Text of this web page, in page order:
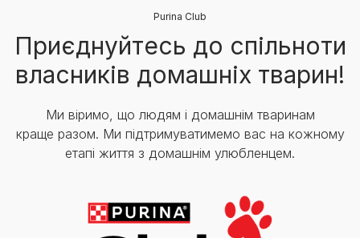
Purina Club
Приєднуйтесь до спільноти
власників домашніх тварин!
Ми віримо, що людям і домашнім тваринам
краще разом. Ми підтримуватимемо вас на кожному
етапі життя з домашнім улюбленцем.